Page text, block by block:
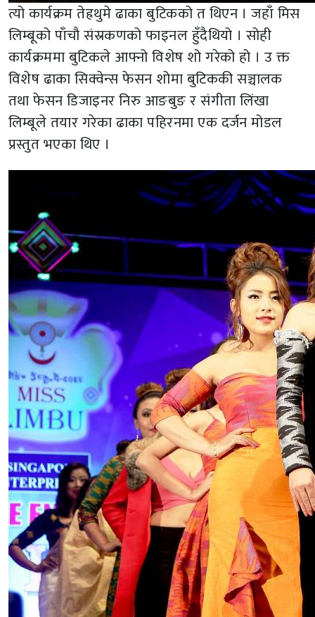
त्यो कार्यक्रम तेह्रथुमे ढाका बुटिकको त थिएन । जहाँ मिस
लिम्बूको पाँचौ संस्रकणको फाइनल हुँदैथियो । सोही
कार्यक्रममा बुटिकले आफ्नो विशेष शो गरेको हो । उ क्त
विशेष ढाका सिक्वेन्स फेसन शोमा बुटिककी सञ्चालक
तथा फेसन डिजाइनर निरु आङबुङ र संगीता लिंखा
लिम्बूले तयार गरेका ढाका पहिरनमा एक दर्जन मोडल
प्रस्तुत भएका थिए ।